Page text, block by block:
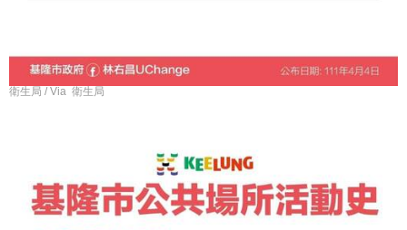
衛生局 / Via 衛生局